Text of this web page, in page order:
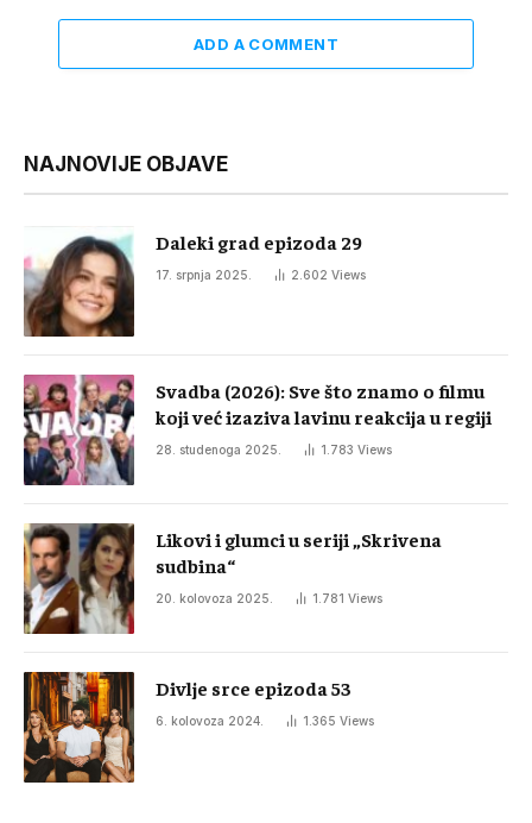
ADD A COMMENT
NAJNOVIJE OBJAVE
Daleki grad epizoda 29
17. srpnja 2025. 2.602 Views
Svadba (2026): Sve što znamo o filmu
koji već izaziva lavinu reakcija u regiji
28. studenoga 2025. 1.783 Views
Likovi i glumci u seriji „Skrivena
sudbina“
20. kolovoza 2025. 1.781 Views
Divlje srce epizoda 53
6. kolovoza 2024. 1.365 Views